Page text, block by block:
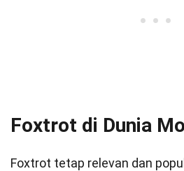
Foxtrot di Dunia
Foxtrot tetap relevan dan